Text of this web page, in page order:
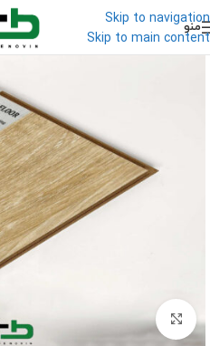
Skip to navigation
Skip to main content
منو
برای بزرگنمایی کلیک کنید